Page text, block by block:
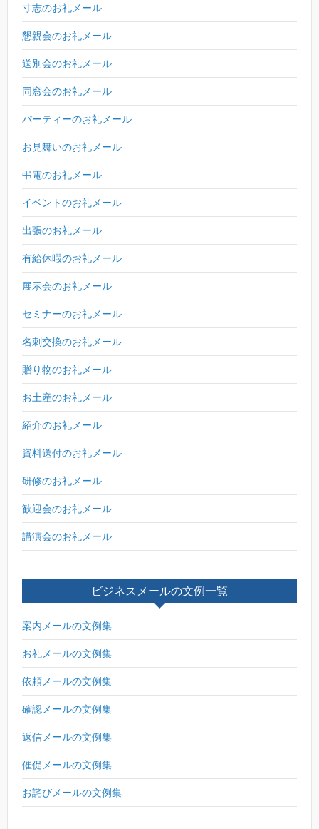
寸志のお礼メール
懇親会のお礼メール
送別会のお礼メール
同窓会のお礼メール
パーティーのお礼メール
お見舞いのお礼メール
弔電のお礼メール
イベントのお礼メール
出張のお礼メール
有給休暇のお礼メール
展示会のお礼メール
セミナーのお礼メール
名刺交換のお礼メール
贈り物のお礼メール
お土産のお礼メール
紹介のお礼メール
資料送付のお礼メール
研修のお礼メール
歓迎会のお礼メール
講演会のお礼メール
ビジネスメールの文例一覧
案内メールの文例集
お礼メールの文例集
依頼メールの文例集
確認メールの文例集
返信メールの文例集
催促メールの文例集
お詫びメールの文例集